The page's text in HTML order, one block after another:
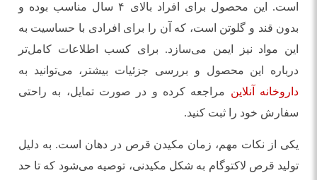
است. این محصول برای افراد بالای ۴ سال مناسب بوده و
بدون قند و گلوتن است، که آن را برای افرادی با حساسیت به
این مواد نیز ایمن می‌سازد. برای کسب اطلاعات کامل‌تر
درباره این محصول و بررسی جزئیات بیشتر، می‌توانید به
داروخانه آنلاین مراجعه کرده و در صورت تمایل، به راحتی
سفارش خود را ثبت کنید.
یکی از نکات مهم، زمان مکیدن قرص در دهان است. به دلیل
تولید قرص لاکتوگام به شکل مکیدنی، توصیه می‌شود که تا حد